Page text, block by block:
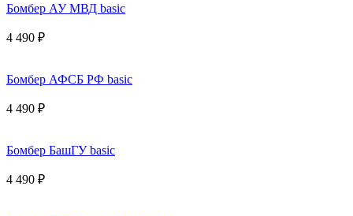
Бомбер АУ МВД basic
4 490 ₽
Бомбер АФСБ РФ basic
4 490 ₽
Бомбер БашГУ basic
4 490 ₽